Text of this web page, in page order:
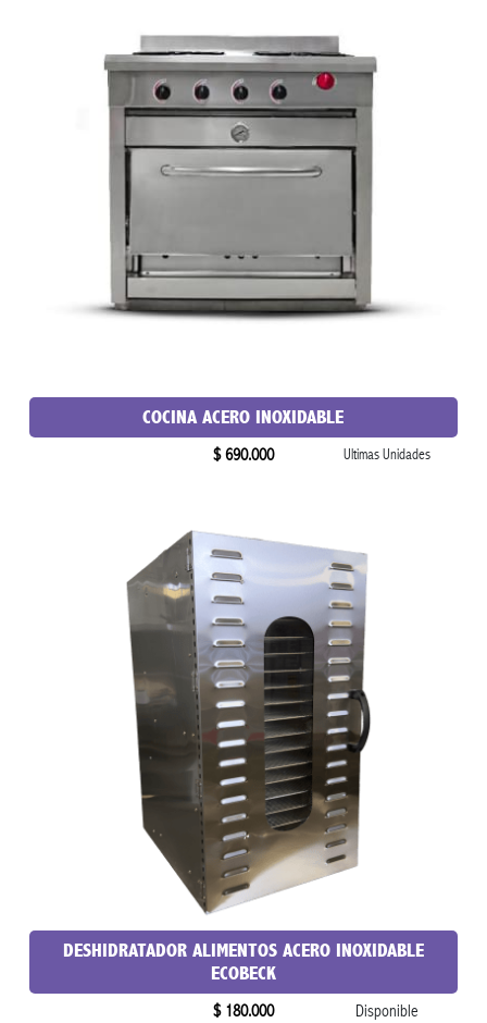
COCINA ACERO INOXIDABLE
$ 690.000 Ultimas Unidades
DESHIDRATADOR ALIMENTOS ACERO INOXIDABLE
ECOBECK
$ 180.000 Disponible